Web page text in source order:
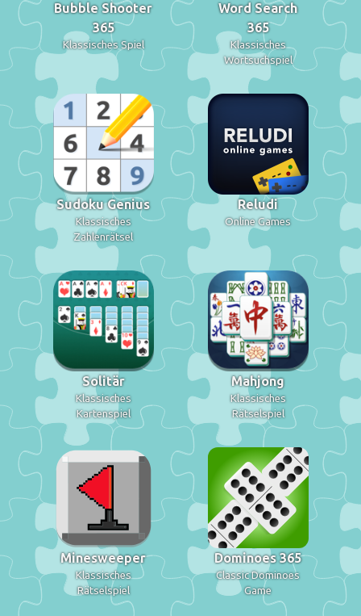
Bubble Shooter
365
Klassisches Spiel
Word Search
365
Klassisches
Wortsuchspiel
Sudoku Genius
Klassisches
Zahlenrätsel
Reludi
Online Games
Solitär
Klassisches
Kartenspiel
Mahjong
Klassisches
Rätselspiel
Minesweeper
Klassisches
Rätselspiel
Dominoes 365
Classic Dominoes
Game